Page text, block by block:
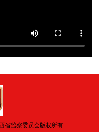
省监察委员会版权所有